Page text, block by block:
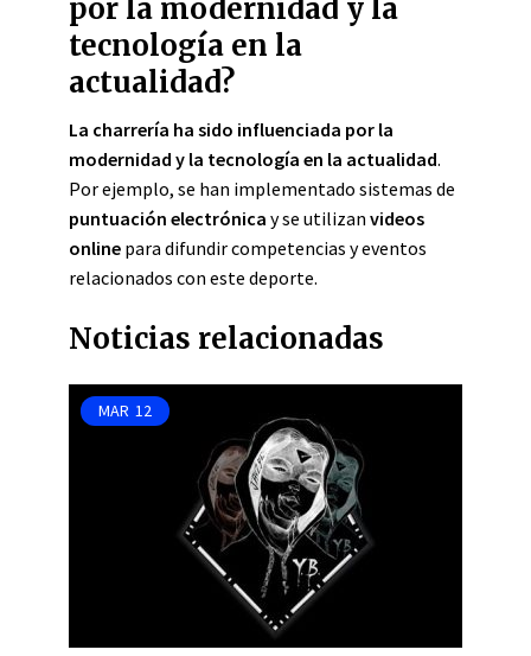
por la modernidad y la
tecnología en la
actualidad?
La charrería ha sido influenciada por la
modernidad y la tecnología en la actualidad.
Por ejemplo, se han implementado sistemas de
puntuación electrónica y se utilizan videos
online para difundir competencias y eventos
relacionados con este deporte.
Noticias relacionadas
MAR 12